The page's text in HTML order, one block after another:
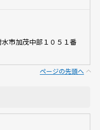
市加茂中部１０５１番
ページの先頭へ